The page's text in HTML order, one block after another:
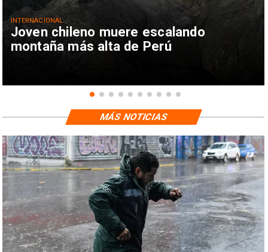
Joven chileno muere escalando
montaña más alta de Perú
INTERNACIONAL
MÁS NOTICIAS